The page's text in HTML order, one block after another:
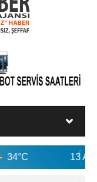
13 Ağu 33°C